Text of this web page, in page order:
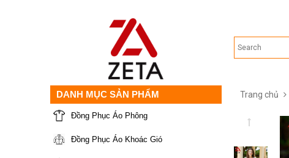
DANH MỤC SẢN PHẨM
Đồng Phục Áo Phông
Đồng Phục Áo Khoác Gió
Trang chủ